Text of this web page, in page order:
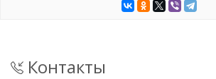
Контакты